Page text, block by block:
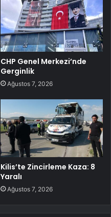
CHP Genel Merkezi’nde
Gerginlik
Ağustos 7, 2026
Kilis’te Zincirleme Kaza: 8
Yaralı
Ağustos 7, 2026